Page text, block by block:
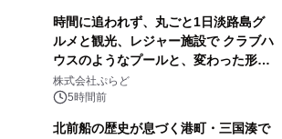
時間に追われず、丸ごと1日淡路島グ
ルメと観光、レジャー施設で クラブハ
ウスのようなプールと、変わった形の
サウナも 「THE BOXY AWAJI」のお
得な素泊まり連泊プランで
株式会社ぷらど
5時間前
北前船の歴史が息づく港町・三国湊で